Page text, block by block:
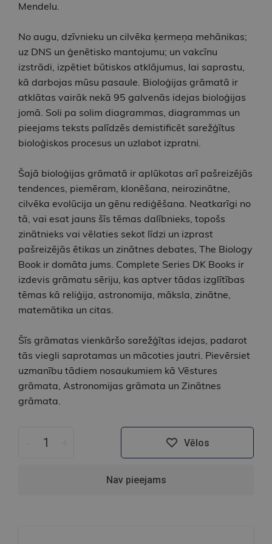
Mendelu.
No augu, dzīvnieku un cilvēka ķermeņa mehānikas;
uz DNS un ģenētisko mantojumu; un vakcīnu
izstrādi, izpētiet būtiskos atklājumus, lai saprastu,
kā darbojas mūsu pasaule. Bioloģijas grāmatā ir
atklātas vairāk nekā 95 galvenās idejas bioloģijas
jomā. Soli pa solim diagrammas, diagrammas un
pieejams teksts palīdzēs demistificēt sarežģītus
bioloģiskos procesus un uzlabot izpratni.
Šajā bioloģijas grāmatā ir aplūkotas arī pašreizējās
tendences, piemēram, klonēšana, neirozinātne,
cilvēka evolūcija un gēnu rediģēšana. Neatkarīgi no
tā, vai esat jauns šīs tēmas dalībnieks, topošs
zinātnieks vai vēlaties sekot līdzi un izprast
pašreizējās ētikas un zinātnes debates, The Biology
Book ir domāta jums. Complete Series DK Books ir
izdevis grāmatu sēriju, kas aptver tādas izglītības
tēmas kā reliģija, astronomija, māksla, zinātne,
matemātika un citas.
Šīs grāmatas vienkāršo sarežģītas idejas, padarot
tās viegli saprotamas un mācoties jautri. Pievērsiet
uzmanību tādiem nosaukumiem kā Vēstures
grāmata, Astronomijas grāmata un Zinātnes
grāmata.
Vēlos
Nav pieejams